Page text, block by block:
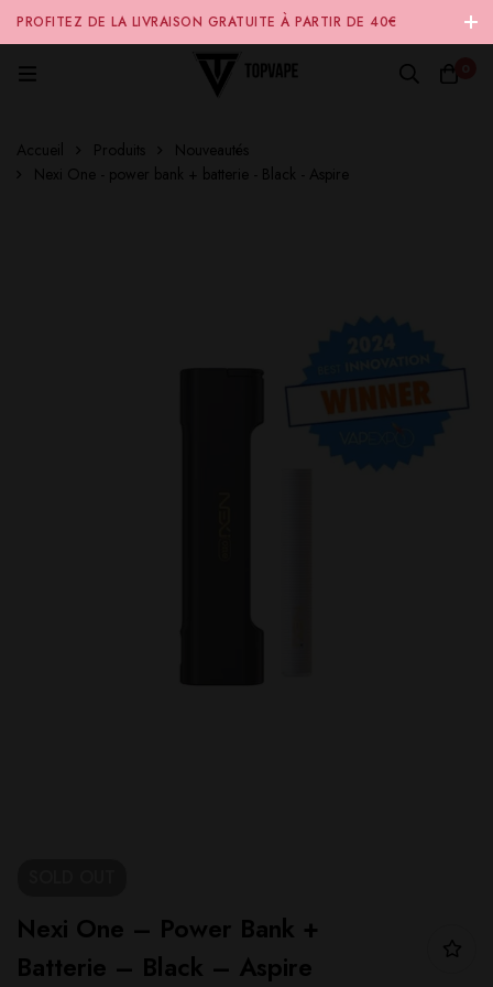
PROFITEZ DE LA LIVRAISON GRATUITE À PARTIR DE 40€
D'ACHAT SUR NOTRE SITE INTERNET 🚚
Accueil Produits
Nouveautés
Nexi One - power bank + batterie - Black - Aspire
Nexi One – Power Bank +
Batterie – Black – Aspire